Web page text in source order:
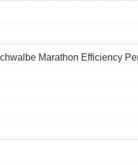
Marathon Efficiency